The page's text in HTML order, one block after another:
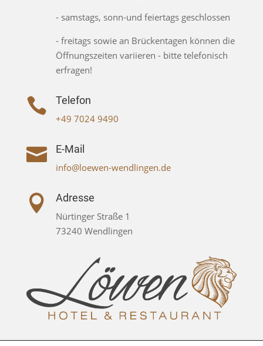
- samstags, sonn-und feiertags geschlossen
- freitags sowie an Brückentagen können die
Öffnungszeiten variieren - bitte telefonisch
erfragen!
 Telefon
+49 7024 9490
 E-Mail
info@loewen-wendlingen.de
 Adresse
Nürtinger Straße 1
73240 Wendlingen